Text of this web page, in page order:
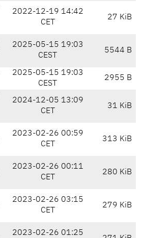
2022-12-19 14:42
CET
27 KiB
2025-05-15 19:03
CEST
5544 B
2025-05-15 19:03
CEST
2955 B
2024-12-05 13:09
CET
31 KiB
2023-02-26 00:59
CET
313 KiB
2023-02-26 00:11
CET
280 KiB
2023-02-26 03:15
CET
279 KiB
2023-02-26 01:25